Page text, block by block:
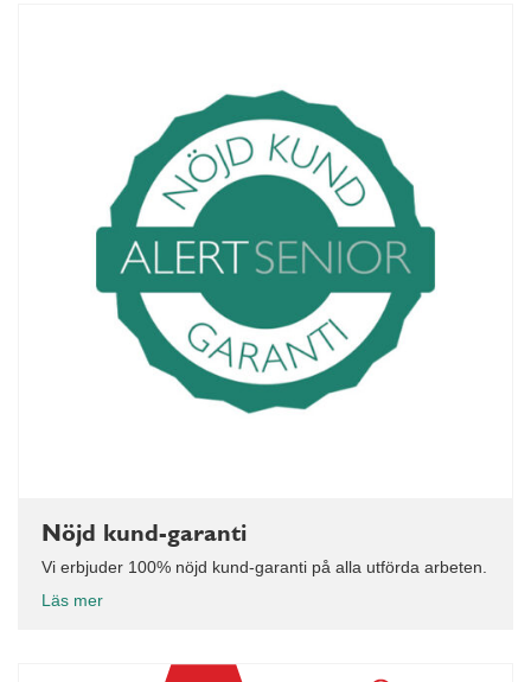
Nöjd kund-garanti
Vi erbjuder 100% nöjd kund-garanti på alla utförda arbeten.
Läs mer